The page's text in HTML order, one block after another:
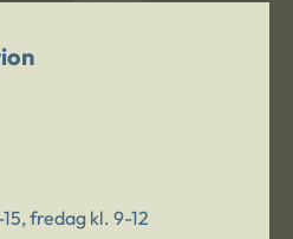
fredag kl. 9-12